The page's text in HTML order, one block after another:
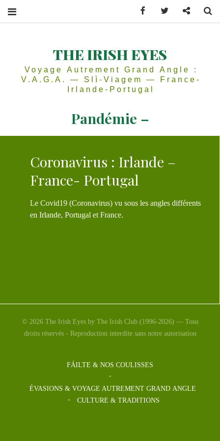
THE IRISH EYES
Voyage Autrement Grand Angle :
V.A.G.A. — Slì-Viagem — France-
Irlande-Portugal
Pandémie –
Coronavirus : Irlande –
France- Portugal
Le Covid19 (Coronavirus) vu sous les angles différents
en Irlande, Portugal et France.
© 2026 The Irish Eyes by The Irish Club (1996-2026) — Tous
droits réservés - Reproduction interdite sans notre autorisation
FÁILTE & NOS COULISSES
ÉVASIONS & VOYAGE AUTREMENT GRAND ANGLE
CULTURE & TRADITIONS
Facebook Twitter